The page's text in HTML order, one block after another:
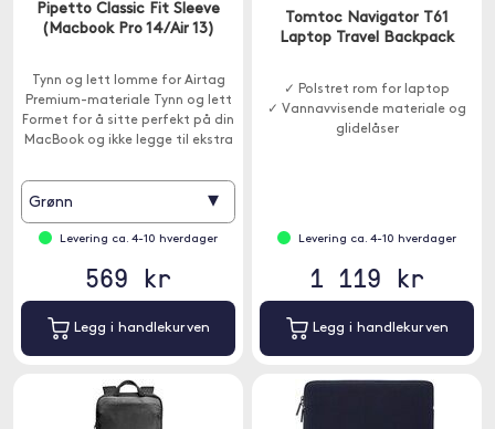
Pipetto Classic Fit Sleeve
(Macbook Pro 14/Air 13)
Tynn og lett lomme for Airtag
Premium-materiale Tynn og lett
Formet for å sitte perfekt på din
MacBook og ikke legge til ekstra
Grønn ▾
Levering ca. 4-10 hverdager
569 kr
Legg i handlekurven
Tomtoc Navigator T61
Laptop Travel Backpack
✓ Polstret rom for laptop
✓ Vannavvisende materiale og
glidelåser
Levering ca. 4-10 hverdager
1 119 kr
Legg i handlekurven